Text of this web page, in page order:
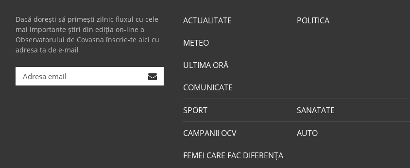
Dacă dorești să primești zilnic fluxul cu cele
mai importante știri din ediția on-line a
Observatorului de Covasna înscrie-te aici cu
adresa ta de e-mail
ACTUALITATE
METEO
ULTIMA ORĂ
COMUNICATE
POLITICA
SPORT SANATATE
CAMPANII OCV
FEMEI CARE FAC DIFERENȚA
AUTO